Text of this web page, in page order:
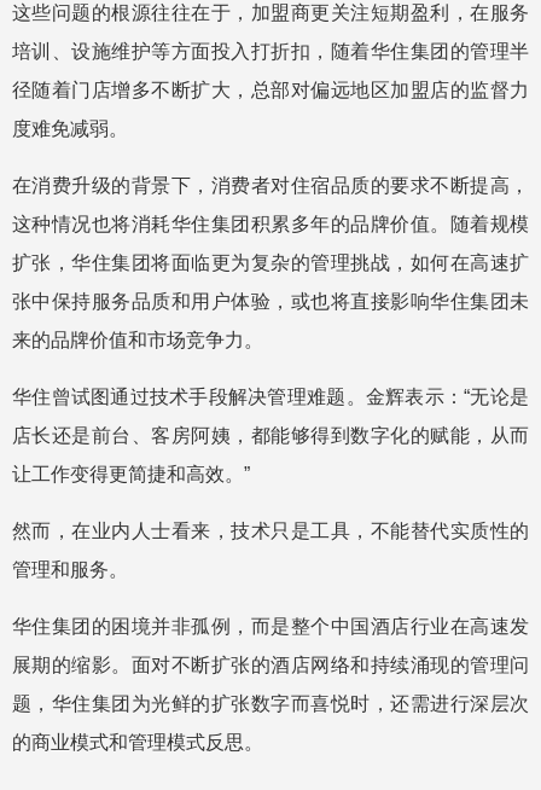
这些问题的根源往往在于，加盟商更关注短期盈利，在服务
培训、设施维护等方面投入打折扣，随着华住集团的管理半
径随着门店增多不断扩大，总部对偏远地区加盟店的监督力
度难免减弱。
在消费升级的背景下，消费者对住宿品质的要求不断提高，
这种情况也将消耗华住集团积累多年的品牌价值。随着规模
扩张，华住集团将面临更为复杂的管理挑战，如何在高速扩
张中保持服务品质和用户体验，或也将直接影响华住集团未
来的品牌价值和市场竞争力。
华住曾试图通过技术手段解决管理难题。金辉表示：“无论是
店长还是前台、客房阿姨，都能够得到数字化的赋能，从而
让工作变得更简捷和高效。”
然而，在业内人士看来，技术只是工具，不能替代实质性的
管理和服务。
华住集团的困境并非孤例，而是整个中国酒店行业在高速发
展期的缩影。面对不断扩张的酒店网络和持续涌现的管理问
题，华住集团为光鲜的扩张数字而喜悦时，还需进行深层次
的商业模式和管理模式反思。